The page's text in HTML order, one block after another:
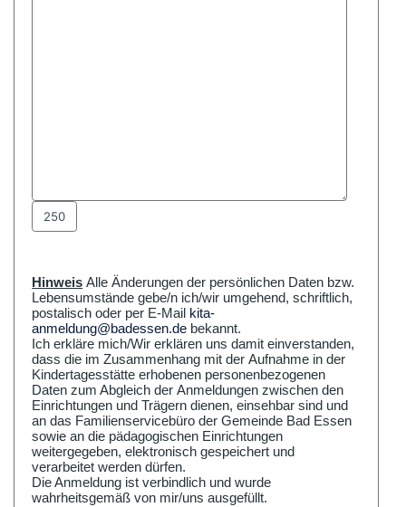
Hinweis Alle Änderungen der persönlichen Daten bzw.
Lebensumstände gebe/n ich/wir umgehend, schriftlich,
postalisch oder per E-Mail kita-
anmeldung@badessen.de bekannt.
Ich erkläre mich/Wir erklären uns damit einverstanden,
dass die im Zusammenhang mit der Aufnahme in der
Kindertagesstätte erhobenen personenbezogenen
Daten zum Abgleich der Anmeldungen zwischen den
Einrichtungen und Trägern dienen, einsehbar sind und
an das Familienservicebüro der Gemeinde Bad Essen
sowie an die pädagogischen Einrichtungen
weitergegeben, elektronisch gespeichert und
verarbeitet werden dürfen.
Die Anmeldung ist verbindlich und wurde
wahrheitsgemäß von mir/uns ausgefüllt.